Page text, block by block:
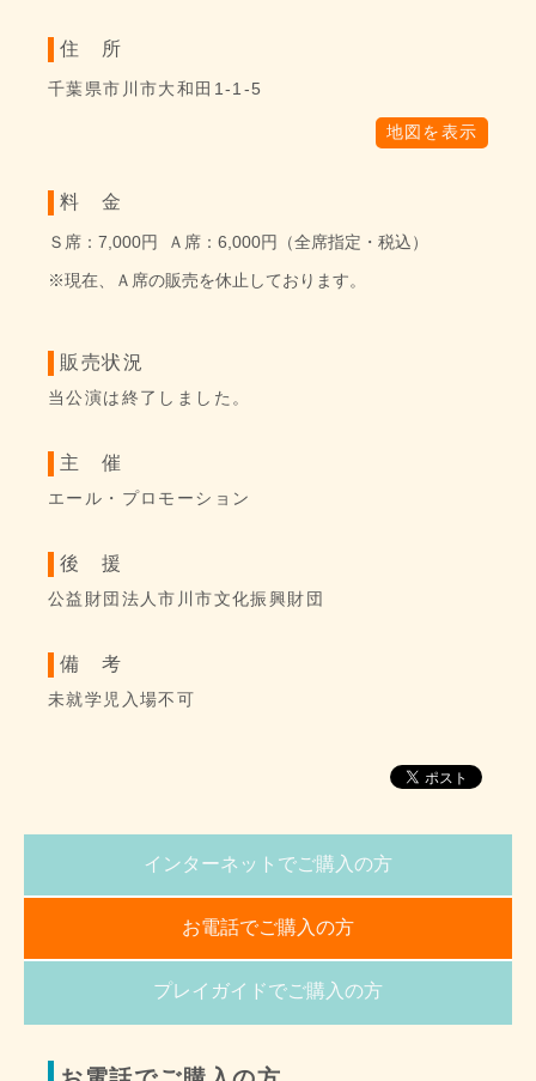
住 所
千葉県市川市大和田1-1-5
地図を表示
料 金
Ｓ席：7,000円 Ａ席：6,000円（全席指定・税込）
※現在、Ａ席の販売を休止しております。
販売状況
当公演は終了しました。
主 催
エール・プロモーション
後 援
公益財団法人市川市文化振興財団
備 考
未就学児入場不可
インターネットでご購入の方
お電話でご購入の方
プレイガイドでご購入の方